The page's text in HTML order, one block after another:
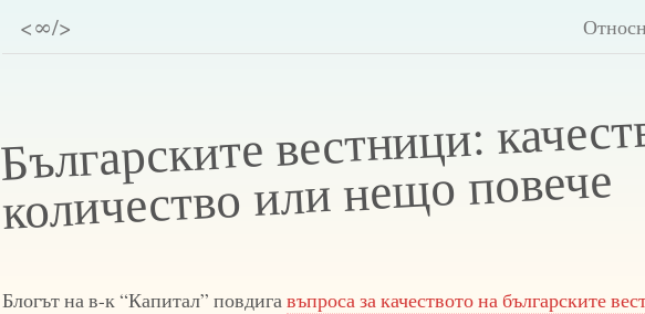
<∞/>
Българските вестници:
количество или нещо повече
Блогът на в-к “Капитал” повдигавъпроса за качеството на българските